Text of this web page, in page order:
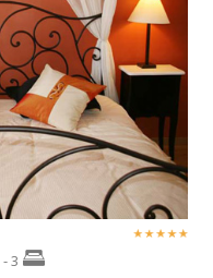
- 3